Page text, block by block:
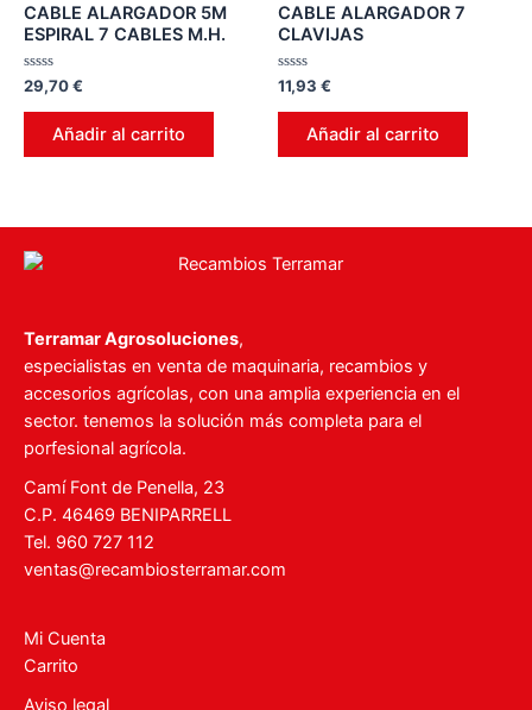
CABLE ALARGADOR 5M
ESPIRAL 7 CABLES M.H.
Valorado
en
0
29,70€
Añadir al carrito
CABLE ALARGADOR 7
CLAVIJAS
Valorado
en
0
11,93 €
Añadir al carrito
Terramar Agrosoluciones,
especialistas en venta de maquinaria, recambios y
accesorios agrícolas, con una amplia experiencia en el
sector. tenemos la solución más completa para el
porfesional agrícola.
Camí Font de Penella, 23
C.P. 46469 BENIPARRELL
Tel. 960 727 112
ventas@recambiosterramar.com
Mi Cuenta
Carrito
Aviso legal